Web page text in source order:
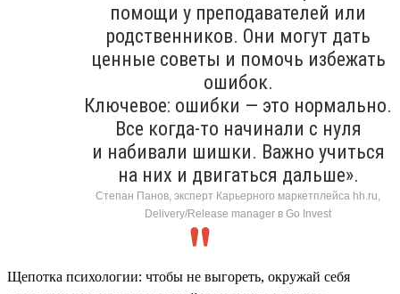
помощи у преподавателей или
родственников. Они могут дать
ценные советы и помочь избежать
ошибок.
Ключевое: ошибки — это нормально.
Все когда-то начинали с нуля
и набивали шишки. Важно учиться
на них и двигаться дальше».
Степан Панов, эксперт Карьерного маркетплейса hh.ru,
Delivery/Release manager в Go Invest
Щепотка психологии: чтобы не выгореть, окружай себя